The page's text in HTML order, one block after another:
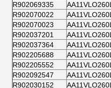
R902069335
R902070022
R902070023
R902037201
R902037364
R902205688
R902205552
R902092547
R902030152